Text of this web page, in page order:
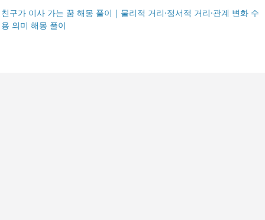
친구가 이사 가는 꿈 해몽 풀이｜물리적 거리·정서적 거리·관계 변화 수
용 의미 해몽 풀이